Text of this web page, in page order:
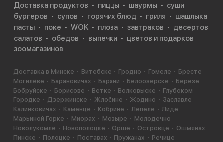
Доставка продуктов пиццы шаурмы
суши
бургеров
супов горячих блюд гриля
шашлыка
пасты
поке WOK плова завтраков
десертов
салатов
обедов выпечки
цветов и подарков
зоомагазинов
Доставка в Минске Витебске Гродно Гомеле
Бресте
Могилёве
Барановичах Барани Белоозерске
Березе
Бобруйске
Борисове Ветке Волковыске
Глубоком
Городке
Дзержинске Жлобине Жодино
Заславле
Калинковичах
Каменце Кобрине Лепеле
Лиде
Марьиной Горке
Миорах Мозыре
Молодечно
Новолукомле
Новополоцке Орше Островце
Ошмянах
Пинске
Полоцке Поставах Пружанах
Речице